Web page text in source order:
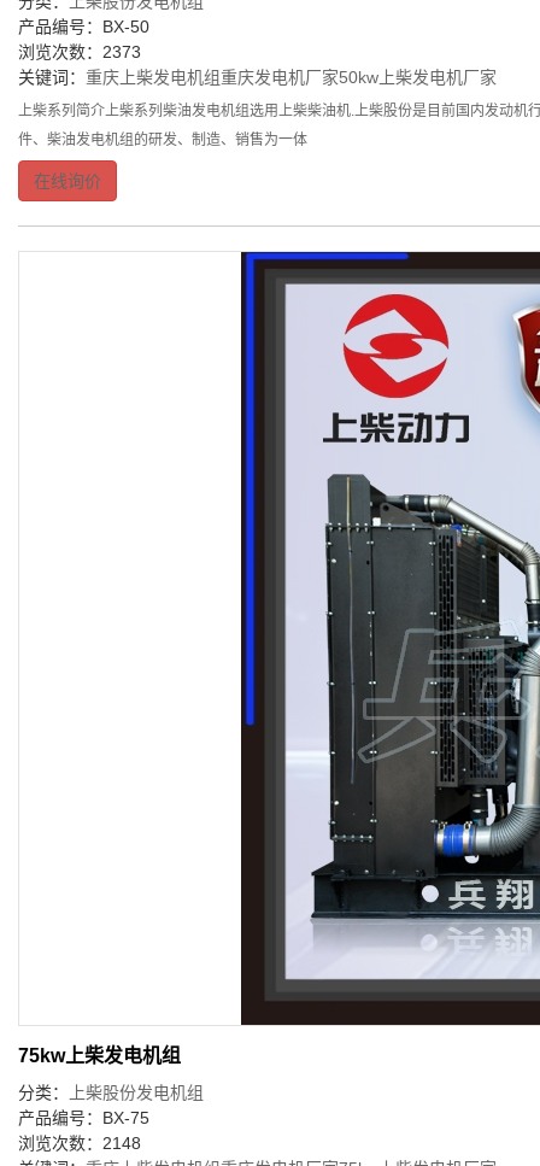
产品编号：BX-50
浏览次数：2373
关键词： 重庆上柴发电机组重庆发电机厂家50kw上柴发电机厂家
上柴系列简介上柴系列柴油发电机组选用上柴柴油机.上柴股份是目前国内发动
件、柴油发电机组的研发、制造、销售为一体
在线询价
75kw上柴发电机组
分类：
上柴股份发电机组
产品编号：BX-75
浏览次数：2148